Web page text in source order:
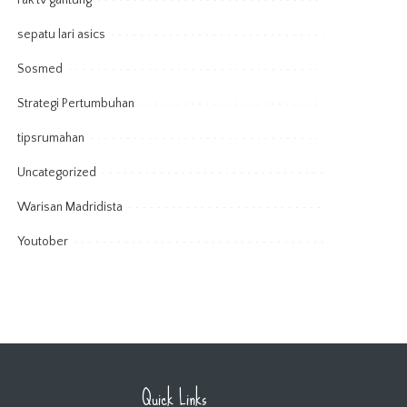
sepatu lari asics
Sosmed
Strategi Pertumbuhan
tipsrumahan
Uncategorized
Warisan Madridista
Youtober
Quick Links